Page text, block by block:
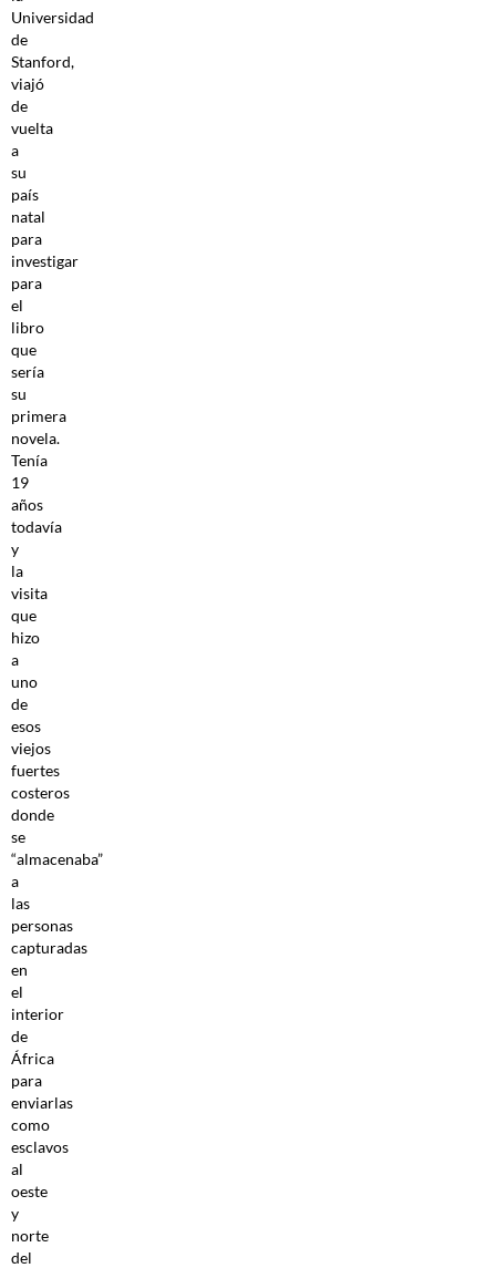
Universidad
de
Stanford,
viajó
de
vuelta
a
su
país
natal
para
investigar
para
el
libro
que
sería
su
primera
novela.
Tenía
19
años
todavía
y
la
visita
que
hizo
a
uno
de
esos
viejos
fuertes
costeros
donde
se
“almacenaba”
a
las
personas
capturadas
en
el
interior
de
África
para
enviarlas
como
esclavos
al
oeste
y
norte
del